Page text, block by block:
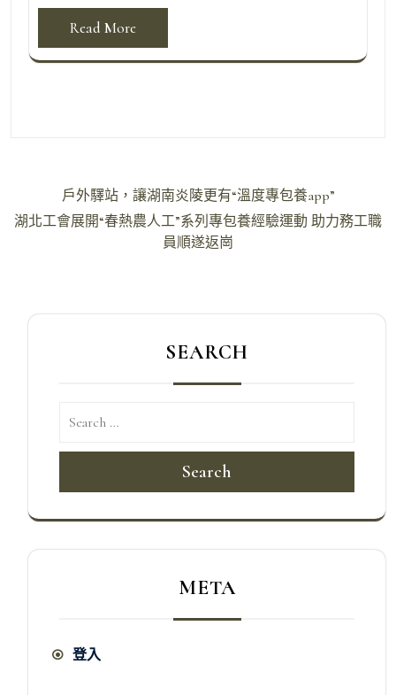
Read More
章
戶外驛站，讓湖南炎陵更有“溫度專包養app”
湖北工會展開“春熱農人工”系列專包養經驗運動 助力務工職
員順遂返崗
SEARCH
Search
META
登入